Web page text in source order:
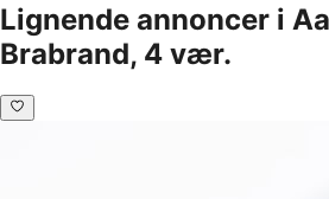
Lignende annoncer i
Brabrand, 4 vær.